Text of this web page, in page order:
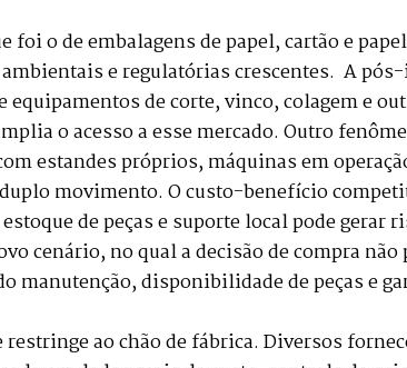
foi o de embalagens de papel, cartão e
e regulatórias crescentes. A
equipamentos de corte, vinco, colagem e
o acesso a esse mercado. Outro
estandes próprios, máquinas em
movimento. O custo-benefício
de peças e suporte local pode
cenário, no qual a decisão de compra
manutenção, disponibilidade de peças e
ao chão de fábrica. Diversos